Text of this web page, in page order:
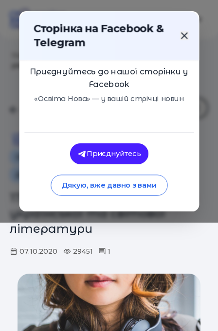
Освіта в Україні
Поради
Додаткова освіта для дітей
17 радіовистав за авторами
української та світової
літератури
07.10.2020 29451 1
Сторінка на Facebook &
Telegram
Приєднуйтесь до нашої сторінки у
Facebook
«Освіта Нова» — у вашій стрічці новин
Приєднуйтесь
Дякую, вже давно з вами